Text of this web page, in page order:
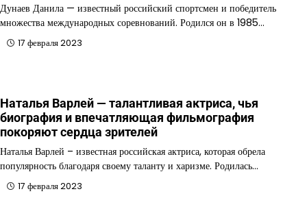
Дунаев Данила — известный российский спортсмен и победитель
множества международных соревнований. Родился он в 1985…
17 февраля 2023
Наталья Варлей — талантливая актриса, чья
биография и впечатляющая фильмография
покоряют сердца зрителей
Наталья Варлей – известная российская актриса, которая обрела
популярность благодаря своему таланту и харизме. Родилась…
17 февраля 2023